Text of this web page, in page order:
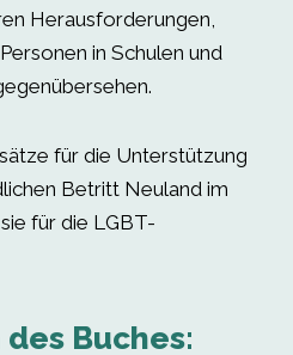
Herausforderungen,
in Schulen und
für die Unterstützung
Betritt Neuland im
für die LGBT-
Buches: